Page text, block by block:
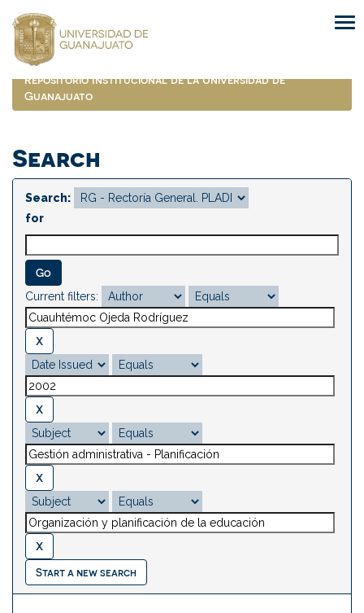
navigation
Repositorio Institucional de la Universidad de
Guanajuato
Search
Search:
for
Current filters:
Start a new search